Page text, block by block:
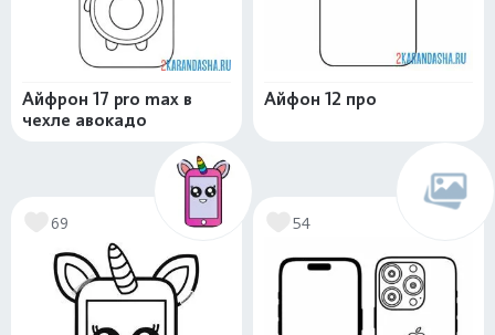
Айфрон 17 pro max в
чехле авокадо
Айфон 12 про
69 54